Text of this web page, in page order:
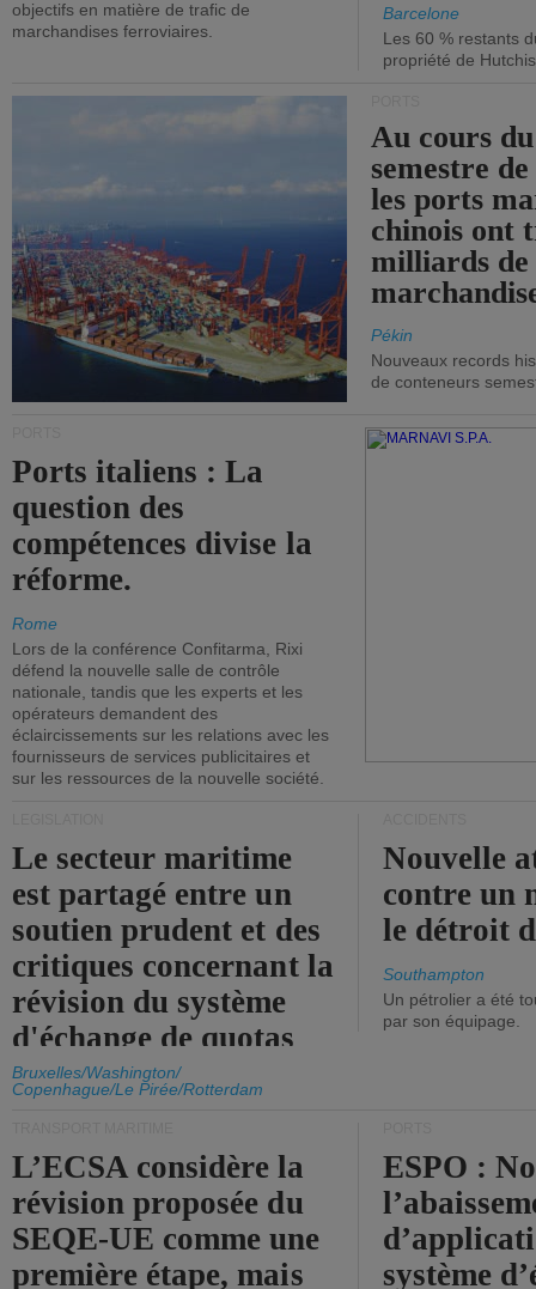
objectifs en matière de trafic de
marchandises ferroviaires.
Barcelone
Les 60 % restants
propriété de
Au cours
semestre
les ports
chinois ont
milliards de
Pékin
Nouveaux records
de conteneurs
Ports italiens : La
question des
compétences divise la
réforme.
Rome
Lors de la conférence Confitarma, Rixi
défend la nouvelle salle de contrôle
nationale, tandis que les experts et les
opérateurs demandent des
éclaircissements sur les relations avec les
fournisseurs de services publicitaires et
sur les ressources de la nouvelle société.
Le secteur maritime
est partagé entre un
soutien prudent et des
critiques concernant la
révision du système
d'échange de quotas
d'émission de l'UE.
Bruxelles/Washington/
Copenhague/Le Pirée/Rotterdam
Nouvelle
contre un
le détroit
Southampton
Un pétrolier a été
par son équipage.
L’ECSA considère la
révision proposée du
SEQE-UE comme une
première étape, mais
ESPO :
système